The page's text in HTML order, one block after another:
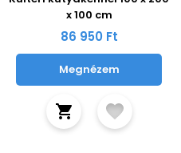
x 100 cm
86 950 Ft
Megnézem